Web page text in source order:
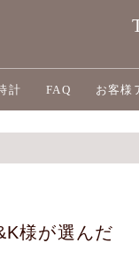
計 FAQ お客様
様が選んだ